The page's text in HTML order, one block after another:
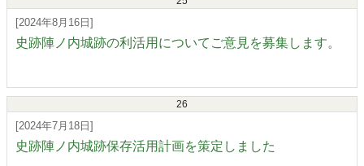
[2024年8月16日]
史跡陣ノ内城跡の利活用についてご意見を募集します。
26
[2024年7月18日]
史跡陣ノ内城跡保存活用計画を策定しました